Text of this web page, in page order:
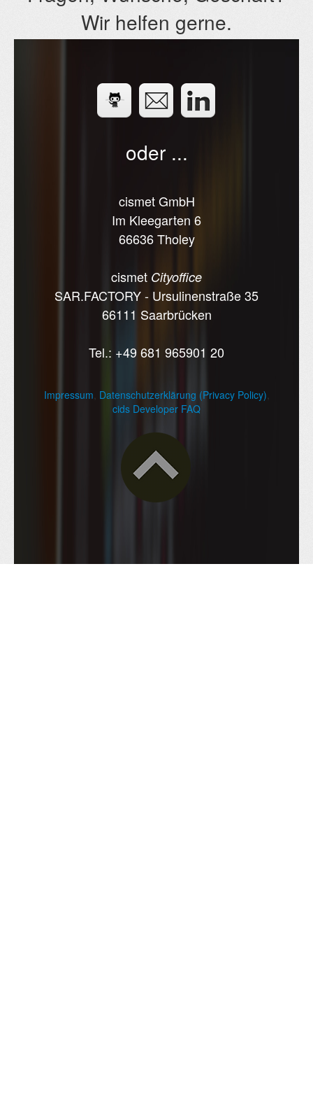
Wir helfen gerne.
oder ...
cismet GmbH
Im Kleegarten 6
66636 Tholey
cismet Cityoffice
SAR.FACTORY - Ursulinenstraße 35
66111 Saarbrücken
Tel.: +49 681 965901 20
Impressum Datenschutzerklärung (Privacy Policy)
cids Developer FAQ